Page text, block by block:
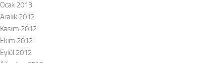
Ocak 2013
Aralık 2012
Kasım 2012
Ekim 2012
Eylül 2012